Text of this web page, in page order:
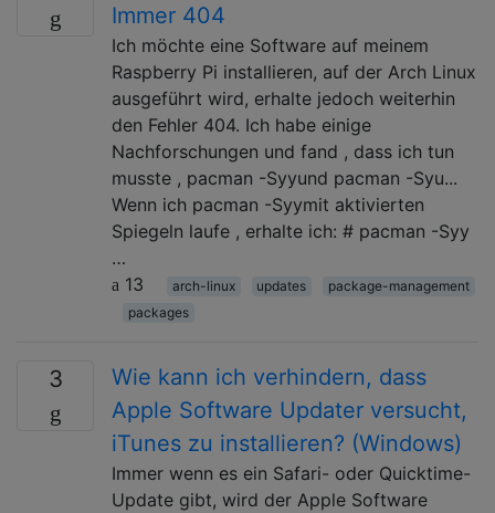
Immer 404
Ich möchte eine Software auf meinem
Raspberry Pi installieren, auf der Arch Linux
ausgeführt wird, erhalte jedoch weiterhin
den Fehler 404. Ich habe einige
Nachforschungen und fand , dass ich tun
musste , pacman -Syyund pacman -Syu...
Wenn ich pacman -Syymit aktivierten
Spiegeln laufe , erhalte ich: # pacman -Syy
…
13
arch-linux updates
package-management
packages
3
Wie kann ich verhindern, dass
Apple Software Updater versucht,
iTunes zu installieren? (Windows)
Immer wenn es ein Safari- oder Quicktime-
Update gibt, wird der Apple Software